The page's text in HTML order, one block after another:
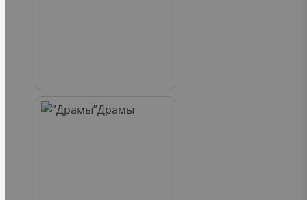
Драмы